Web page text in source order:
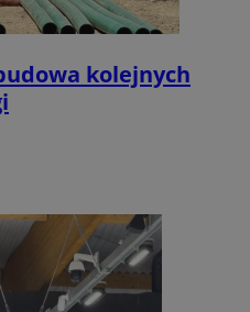
kolejnych